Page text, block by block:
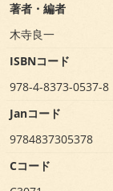
著者・編者
木寺良一
ISBNコード
978-4-8373-0537-8
Janコード
9784837305378
Cコード